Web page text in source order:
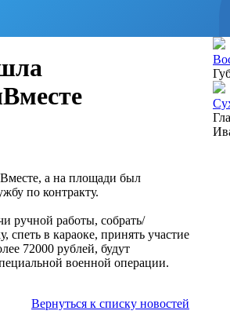
а на площади был
по контракту.
ручной работы, собрать/
спеть в караоке, принять участие
72000 рублей, будут
военной операции.
Вернуться к списку новостей